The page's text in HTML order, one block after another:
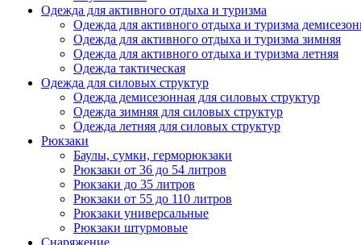
Одежда для активного отдыха и туризма
Одежда для активного отдыха и туризма
Одежда для активного отдыха и туризма зимняя
Одежда для активного отдыха и туризма летняя
Одежда тактическая
Одежда для силовых структур
Одежда демисезонная для силовых структур
Одежда зимняя для силовых структур
Одежда летняя для силовых структур
Рюкзаки
Баулы, сумки, герморюкзаки
Рюкзаки от 36 до 54 литров
Рюкзаки до 35 литров
Рюкзаки от 55 до 110 литров
Рюкзаки универсальные
Рюкзаки штурмовые
Снаряжение